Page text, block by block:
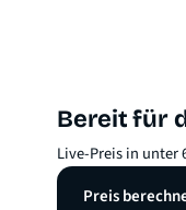
Bereit für
Live-Preis in unter
Preis